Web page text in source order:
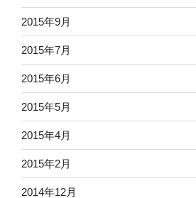
2015年9月
2015年7月
2015年6月
2015年5月
2015年4月
2015年2月
2014年12月